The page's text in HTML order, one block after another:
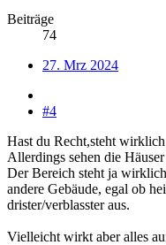
Beiträge
74
27. Mrz 2024
#4
Hast du Recht,steht
Allerdings sehen die
Der Bereich steht ja
andere Gebäude, egal ob
drister/verblasster aus.
Vielleicht wirkt aber alles